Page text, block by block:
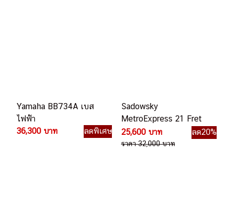
Yamaha BB734A เบส
ไฟฟ้า
36,300 บาท
ลดพิเศษ
Sadowsky
MetroExpress 21 Fret
Hybrid P/J Bass 5
String เบสไฟฟ้า
25,600 บาท ลด20%
ราคา 32,000 บาท